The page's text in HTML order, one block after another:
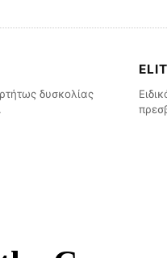
δυσκολίας